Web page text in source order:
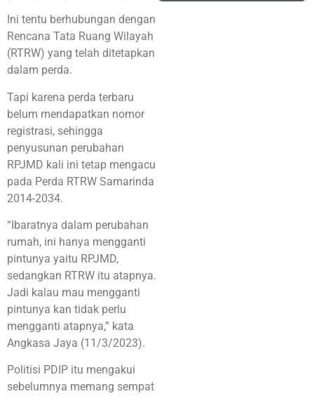
Ini tentu berhubungan dengan
Rencana Tata Ruang Wilayah
(RTRW) yang telah ditetapkan
dalam perda.
Tapi karena perda terbaru
belum mendapatkan nomor
registrasi, sehingga
penyusunan perubahan
RPJMD kali ini tetap mengacu
pada Perda RTRW Samarinda
2014-2034.
“Ibaratnya dalam perubahan
rumah, ini hanya mengganti
pintunya yaitu RPJMD,
sedangkan RTRW itu atapnya.
Jadi kalau mau mengganti
pintunya kan tidak perlu
mengganti atapnya,” kata
Angkasa Jaya (11/3/2023).
Politisi PDIP itu mengakui
sebelumnya memang sempat